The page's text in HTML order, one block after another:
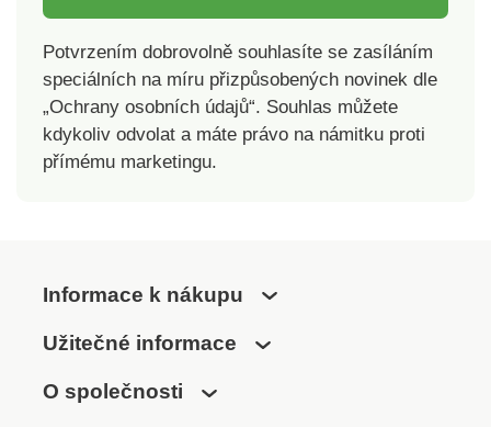
Potvrzením dobrovolně souhlasíte se zasíláním
speciálních na míru přizpůsobených novinek dle
„Ochrany osobních údajů“. Souhlas můžete
kdykoliv odvolat a máte právo na námitku proti
přímému marketingu.
Informace k nákupu
Užitečné informace
O společnosti